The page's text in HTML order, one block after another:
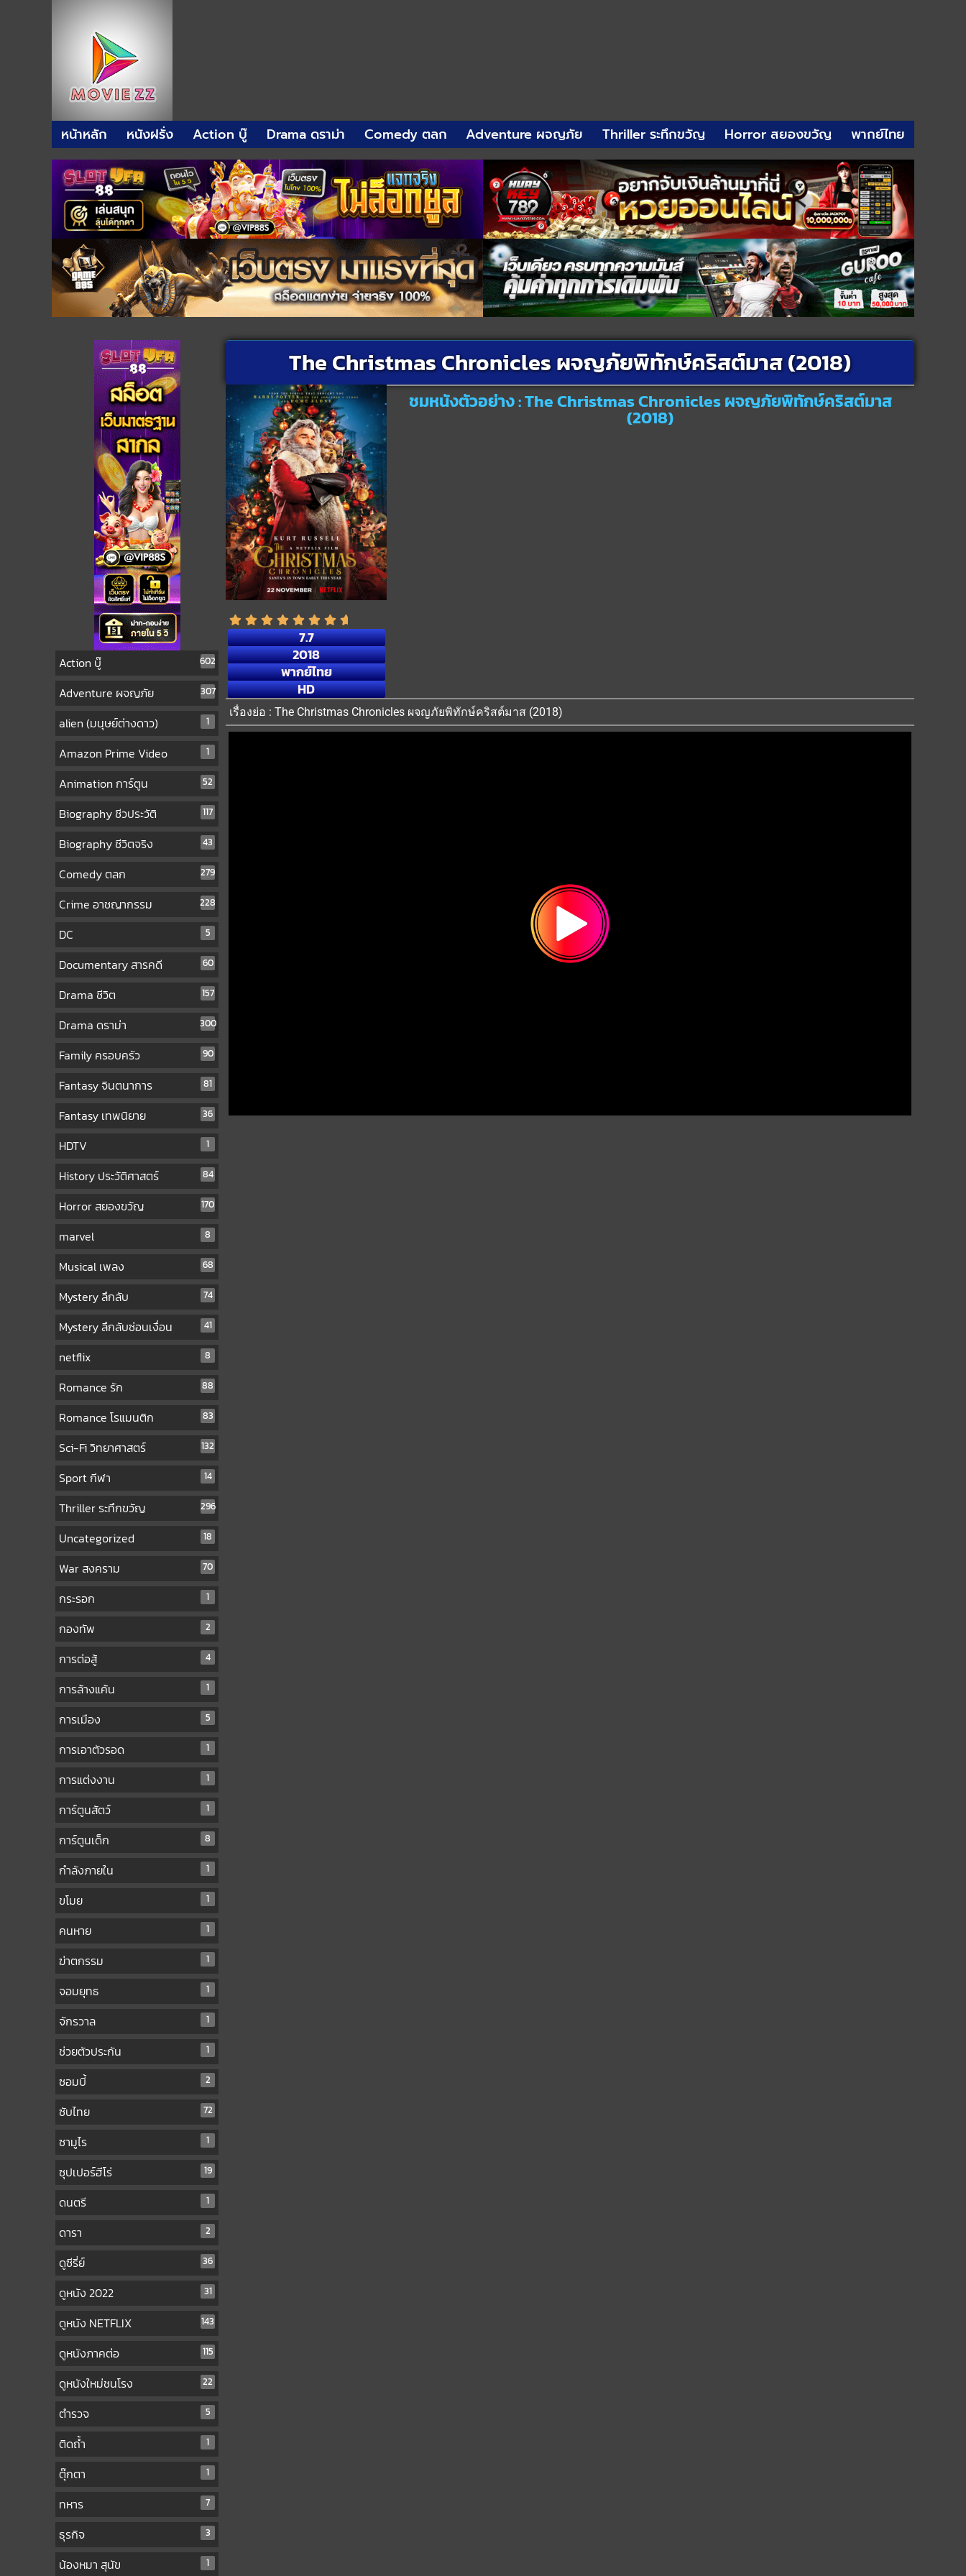
หน้าหลัก หนังฝรั่ง Action บู๊ Drama ดราม่า Comedy ตลก Adventure ผจญภัย Thriller ระทึกขวัญ Horror สยองขวัญ พากย์ไทย
Action บู๊ 602
Adventure ผจญภัย 307
alien (มนุษย์ต่างดาว) 1
Amazon Prime Video 1
Animation การ์ตูน 52
Biography ชีวประวัติ 117
Biography ชีวิตจริง 43
Comedy ตลก 279
Crime อาชญากรรม 228
DC 5
Documentary สารคดี 60
Drama ชีวิต 157
Drama ดราม่า 300
Family ครอบครัว 90
Fantasy จินตนาการ 81
Fantasy เทพนิยาย 36
HDTV 1
History ประวัติศาสตร์ 84
Horror สยองขวัญ 170
marvel 8
Musical เพลง 68
Mystery ลึกลับ 74
Mystery ลึกลับซ่อนเงื่อน 41
netflix 8
Romance รัก 88
Romance โรแมนติก 83
Sci-Fi วิทยาศาสตร์ 132
Sport กีฬา 14
Thriller ระทึกขวัญ 296
Uncategorized 18
War สงคราม 70
กระรอก 1
กองทัพ 2
การต่อสู้ 4
การล้างแค้น 1
การเมือง 5
การเอาตัวรอด 1
การแต่งงาน 1
การ์ตูนสัตว์ 1
การ์ตูนเด็ก 8
กำลังภายใน 1
ขโมย 1
คนหาย 1
ฆ่าตกรรม 1
จอมยุทธ 1
จักรวาล 1
ช่วยตัวประกัน 1
ซอมบี้ 2
ซับไทย 72
ซามูไร 1
ซุปเปอร์ฮีโร่ 19
ดนตรี 1
ดารา 2
ดูซีรี่ย์ 36
ดูหนัง 2022 31
ดูหนัง NETFLIX 143
ดูหนังภาคต่อ 115
ดูหนังใหม่ชนโรง 22
ตำรวจ 5
ติดถ้ำ 1
ตุ๊กตา 1
ทหาร 7
ธุรกิจ 3
น้องหมา สุนัข 1
The Christmas Chronicles ผจญภัยพิทักษ์คริสต์มาส (2018)
7.7
2018
พากย์ไทย
HD
ชมหนังตัวอย่าง : The Christmas Chronicles ผจญภัยพิทักษ์คริสต์มาส
(2018)
เรื่องย่อ : The Christmas Chronicles ผจญภัยพิทักษ์คริสต์มาส (2018)